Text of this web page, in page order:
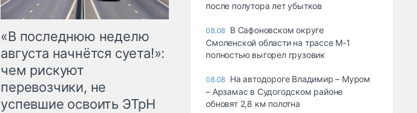
«В последнюю неделю
августа начнётся суета!»:
чем рискуют
перевозчики, не
успевшие освоить ЭТрН
после полутора лет убытков
08.08 В Сафоновском округе
Смоленской области на трассе М-1
полностью выгорел грузовик
08.08 На автодороге Владимир – Муром
– Арзамас в Судогодском районе
обновят 2,8 км полотна